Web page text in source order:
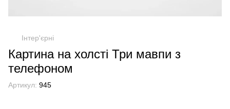
Інтер'єрні
Картина на холсті Три мавпи з
телефоном
Артикул: 945